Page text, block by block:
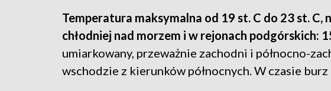
Temperatura maksymalna od 19 st. C do 23 st. C,
chłodniej nad morzem i w rejonach podgórskich:
umiarkowany, przeważnie zachodni i północno-
wschodzie z kierunków północnych. W czasie